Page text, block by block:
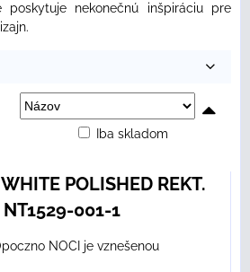
poskytuje nekonečnú inšpiráciu pre
Iba skladom
POLISHED REKT.
001-1
NOCI je vznešenou